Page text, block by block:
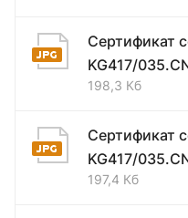
Сертификат
KG417/
198,3 Кб
Сертификат
KG417/
197,4 Кб